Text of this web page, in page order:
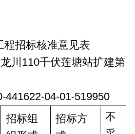
程招标核准意见表
川110千伏莲塘站扩建第
441622-04-01-519950
招标组
招标方
不